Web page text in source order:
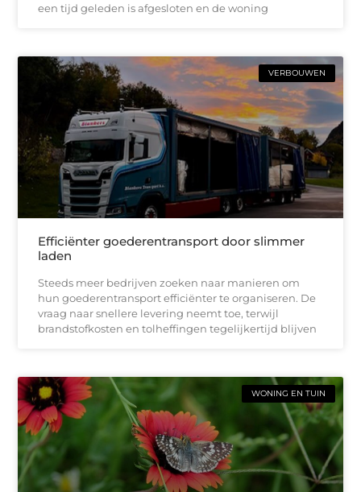
een tijd geleden is afgesloten en de woning
VERBOUWEN
Efficiënter goederentransport door slimmer
laden
Steeds meer bedrijven zoeken naar manieren om
hun goederentransport efficiënter te organiseren. De
vraag naar snellere levering neemt toe, terwijl
brandstofkosten en tolheffingen tegelijkertijd blijven
WONING EN TUIN